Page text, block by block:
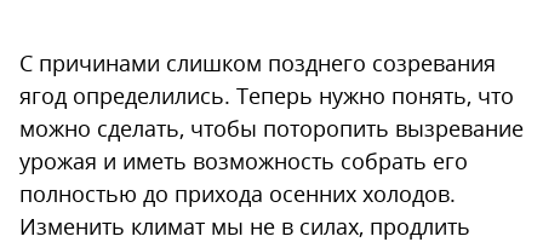
С причинами слишком позднего созревания
ягод определились. Теперь нужно понять, что
можно сделать, чтобы поторопить вызревание
урожая и иметь возможность собрать его
полностью до прихода осенних холодов.
Изменить климат мы не в силах, продлить